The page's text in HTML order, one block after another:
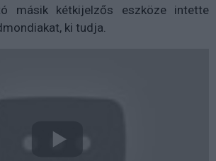
másik kétkijelzős eszköze intette
ki tudja.